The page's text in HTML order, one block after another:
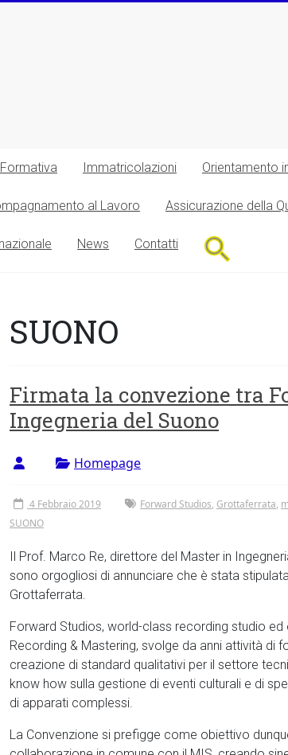
Immatricolazioni Orientamento
al Lavoro Assicurazione della
News Contatti
SUONO
Firmata la convezione tra
Ingegneria del Suono
Homepage
4 Febbraio 2019 Forward Studios, Grottaferrata,
SUONO
Il Prof. Marco Re, direttore del Master in
sono orgogliosi di annunciare che è stata
Grottaferrata.
Forward Studios, world-class recording studio ed
Recording & Mastering, svolge da anni attività di
creazione di standard qualitativi per il settore
know how sulla gestione di eventi culturali e di
di apparati complessi.
La Convenzione si prefigge come obiettivo